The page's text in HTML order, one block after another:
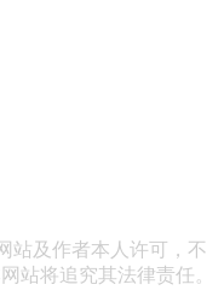
站及作者本人许可，不
站将追究其法律责任。